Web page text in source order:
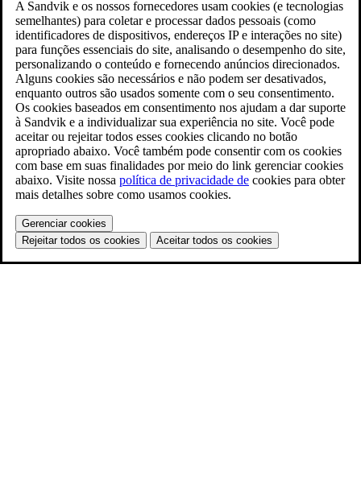
A Sandvik e os nossos fornecedores usam cookies (e tecnologias
semelhantes) para coletar e processar dados pessoais (como
identificadores de dispositivos, endereços IP e interações no site)
para funções essenciais do site, analisando o desempenho do site,
personalizando o conteúdo e fornecendo anúncios direcionados.
Alguns cookies são necessários e não podem ser desativados,
enquanto outros são usados somente com o seu consentimento.
Os cookies baseados em consentimento nos ajudam a dar suporte
à Sandvik e a individualizar sua experiência no site. Você pode
aceitar ou rejeitar todos esses cookies clicando no botão
apropriado abaixo. Você também pode consentir com os cookies
com base em suas finalidades por meio do link gerenciar cookies
abaixo. Visite nossa política de privacidade de cookies para obter
mais detalhes sobre como usamos cookies.
Gerenciar cookies
Rejeitar todos os cookies
Aceitar todos os cookies